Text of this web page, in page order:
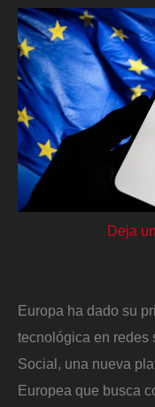
Deja
Europa ha dado su
tecnológica en redes
Social, una nueva
Europea que busca